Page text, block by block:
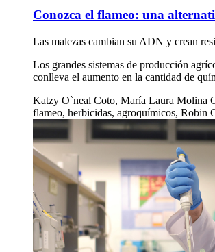
Conozca el flameo: una
Las malezas cambian su ADN y crean
Los grandes sistemas de producción
conlleva el aumento en la cantidad de
Katzy O`neal Coto, María Laura Molina
flameo, herbicidas, agroquímicos, Robin